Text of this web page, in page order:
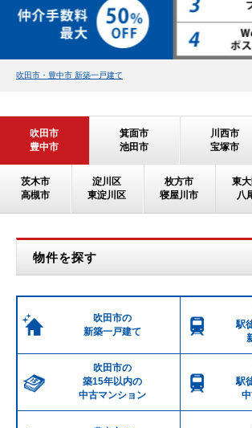
吹田市・豊中市 新築一戸建て
吹田市
豊中市
箕面市
池田市
川西市
宝塚市
茨木市
高槻市
淀川区
東淀川区
枚方市
寝屋川市
東
八
物件を探す
吹田市の
新築一戸建て
駅
吹田市の
築15年以内の
中古マンション
駅